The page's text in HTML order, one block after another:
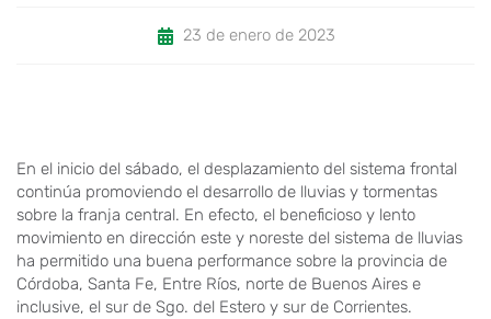
23 de enero de 2023
En el inicio del sábado, el desplazamiento del sistema frontal
continúa promoviendo el desarrollo de lluvias y tormentas
sobre la franja central. En efecto, el beneficioso y lento
movimiento en dirección este y noreste del sistema de lluvias
ha permitido una buena performance sobre la provincia de
Córdoba, Santa Fe, Entre Ríos, norte de Buenos Aires e
inclusive, el sur de Sgo. del Estero y sur de Corrientes.